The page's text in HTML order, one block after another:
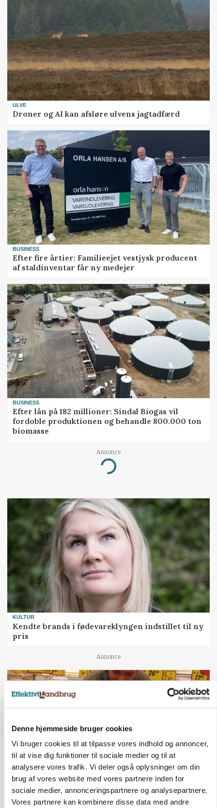
Denne hjemmeside bruger cookies
Vi bruger cookies til at tilpasse vores indhold og annoncer,
til at vise dig funktioner til sociale medier og til at
analysere vores trafik. Vi deler også oplysninger om din
brug af vores website med vores partnere inden for
sociale medier, annonceringspartnere og analysepartnere.
Vores partnere kan kombinere disse data med andre
ULVE
Droner og AI kan afsløre ulvens jagtadfærd
BUSINESS
Efter fire årtier: Familieejet vestjysk producent
af staldinventar får ny medejer
BUSINESS
Efter lån på 182 millioner: Sindal Biogas vil
fordoble produktionen og behandle 800.000 ton
biomasse
Annonce
Loading...
KULTUR
Kendte brands i fødevareklyngen indstillet til ny
pris
Annonce
LÆSERBREVE
Den drøje sandhed om prioritet